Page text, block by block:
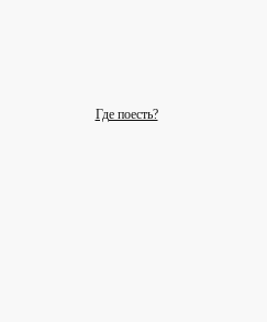
Где поесть?